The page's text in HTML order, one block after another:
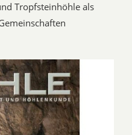
Tropfsteinhöhle als